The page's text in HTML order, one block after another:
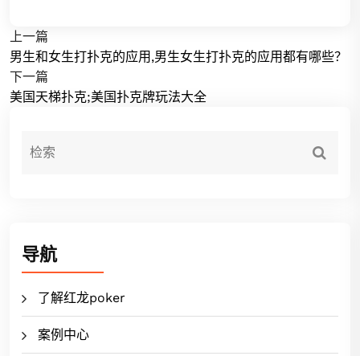
上一篇
男生和女生打扑克的应用,男生女生打扑克的应用都有哪些？
下一篇
美国天梯扑克;美国扑克牌玩法大全
导航
了解红龙poker
案例中心